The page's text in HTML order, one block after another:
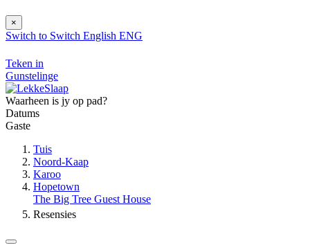
×
Switch to Switch English ENG
Teken in
Gunstelinge
Waarheen is jy op pad?
Datums
Gaste
Tuis
Noord-Kaap
Karoo
Hopetown
The Big Tree Guest House
Resensies